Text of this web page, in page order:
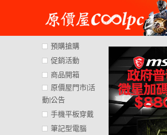
content
預購搶購
促銷活動
商品開箱
原價屋門市|活
動|公告
手機平板穿戴
筆記型電腦